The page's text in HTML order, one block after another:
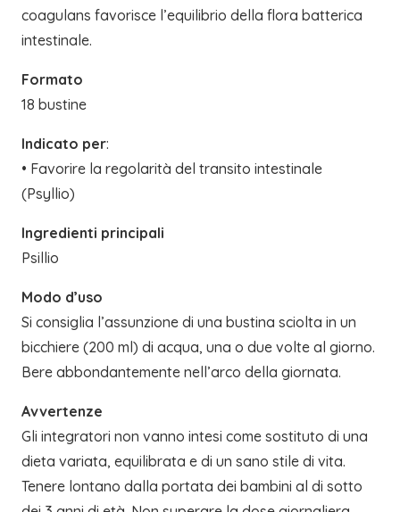
coagulans favorisce l’equilibrio della flora batterica
intestinale.
Formato
18 bustine
Indicato per:
• Favorire la regolarità del transito intestinale
(Psyllio)
Ingredienti principali
Psillio
Modo d’uso
Si consiglia l’assunzione di una bustina sciolta in un
bicchiere (200 ml) di acqua, una o due volte al giorno.
Bere abbondantemente nell’arco della giornata.
Avvertenze
Gli integratori non vanno intesi come sostituto di una
dieta variata, equilibrata e di un sano stile di vita.
Tenere lontano dalla portata dei bambini al di sotto